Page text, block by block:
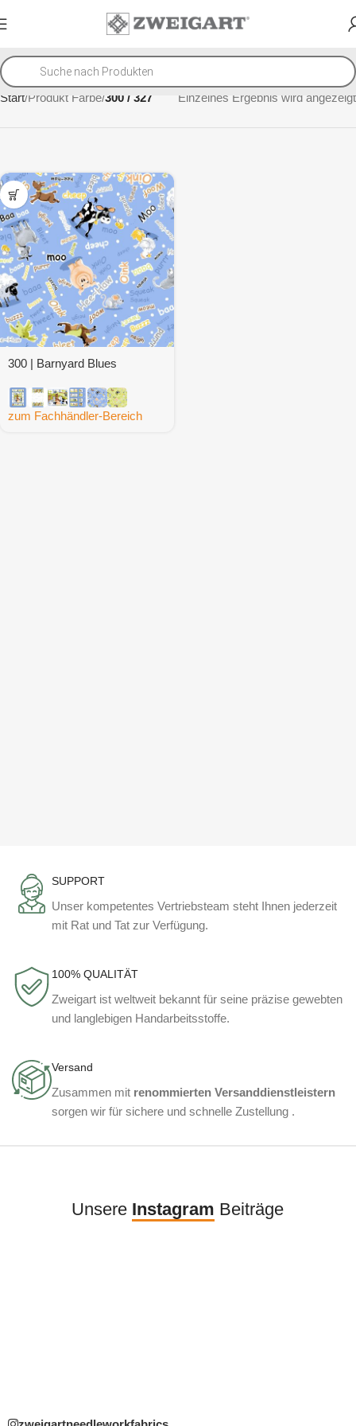
Start Produkt Farbe 300 / 327 Einzelnes Ergebnis wird angezeigt
300 | Barnyard Blues
zum Fachhändler-Bereich
SUPPORT
Unser kompetentes Vertriebsteam steht Ihnen jederzeit
mit Rat und Tat zur Verfügung.
100% QUALITÄT
Zweigart ist weltweit bekannt für seine präzise gewebten
und langlebigen Handarbeitsstoffe.
Versand
Zusammen mit renommierten Versanddienstleistern
sorgen wir für sichere und schnelle Zustellung .
Unsere Instagram Beiträge